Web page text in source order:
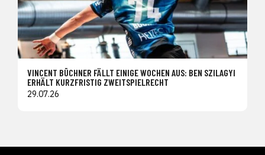
VINCENT BÜCHNER FÄLLT EINIGE WOCHEN AUS: BEN SZILAGYI
ERHÄLT KURZFRISTIG ZWEITSPIELRECHT
29.07.26